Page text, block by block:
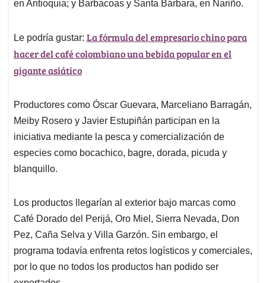
en Antioquia; y Barbacoas y Santa Bárbara, en Nariño.
Le podría gustar: La fórmula del empresario chino para
hacer del café colombiano una bebida popular en el
gigante asiático
Productores como Óscar Guevara, Marceliano Barragán,
Meiby Rosero y Javier Estupiñán participan en la
iniciativa mediante la pesca y comercialización de
especies como bocachico, bagre, dorada, picuda y
blanquillo.
Los productos llegarían al exterior bajo marcas como
Café Dorado del Perijá, Oro Miel, Sierra Nevada, Don
Pez, Caña Selva y Villa Garzón. Sin embargo, el
programa todavía enfrenta retos logísticos y comerciales,
por lo que no todos los productos han podido ser